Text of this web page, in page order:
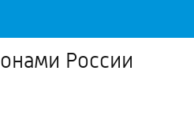
России